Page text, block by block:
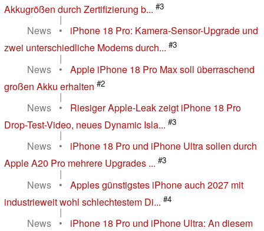
Akkugrößen durch Zertifizierung b... #3
|
News
•
iPhone 18 Pro: Kamera-Sensor-Upgrade und
zwei unterschiedliche Modems durch... #3
|
News
•
Apple iPhone 18 Pro Max soll überraschend
großen Akku erhalten #2
|
News
•
Riesiger Apple-Leak zeigt iPhone 18 Pro
Drop-Test-Video, neues Dynamic Isla... #3
|
News
•
iPhone 18 Pro und iPhone Ultra sollen durch
Apple A20 Pro mehrere Upgrades ... #3
|
News
•
Apples günstigstes iPhone auch 2027 mit
industrieweit wohl schlechtestem Di... #4
|
News
•
iPhone 18 Pro und iPhone Ultra: An diesem